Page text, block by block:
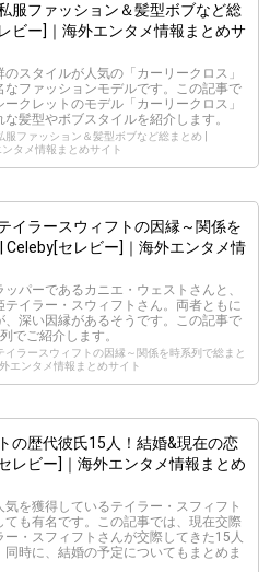
服ファッション＆髪型ボブなど総
ビー]｜海外エンタメ情報まとめサ
スタイルが人気の「カーリークロス」
なファッションモデルです。この記事で
クレットのモデル「カーリークロス」
髪型やボブスタイルを紹介します。
ファッション＆髪型ボブなど総まとめ |
タメ情報まとめサイト
イラースウィフトの因縁～関係を
Celeby[セレビー]｜海外エンタメ情
パーであるカニエ・ウェストさんと、
テイラー・スウィフトさん。両者ともに
、深い因縁があるそうです。この記事で
でご紹介します。
イラースウィフトの因縁～関係を時系列で総まと
エンタメ情報まとめサイト
の歴代彼氏15人！結婚&現在の恋
レビー]｜海外エンタメ情報まとめ
を獲得しているテイラー・スフィフト
ても有名です。この記事では、現在交際
・スフィフトさんが交際してきた15人
時に、結婚の予定についてもまとめま